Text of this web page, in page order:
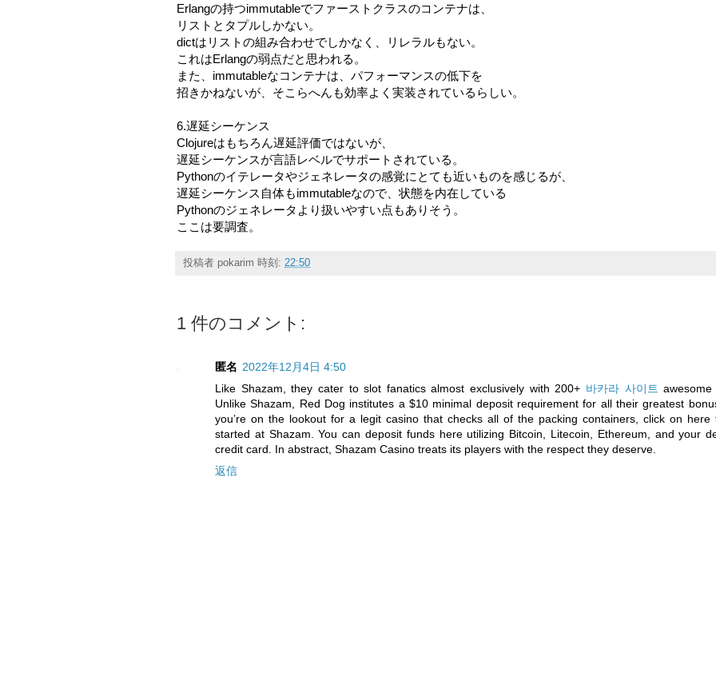
Erlangの持つimmutableでファーストクラスのコンテナは、
リストとタプルしかない。
dictはリストの組み合わせでしかなく、リレラルもない。
これはErlangの弱点だと思われる。
また、immutableなコンテナは、パフォーマンスの低下を
招きかねないが、そこらへんも効率よく実装されているらしい。
6.遅延シーケンス
Clojureはもちろん遅延評価ではないが、
遅延シーケンスが言語レベルでサポートされている。
Pythonのイテレータやジェネレータの感覚にとても近いものを感じるが、
遅延シーケンス自体もimmutableなので、状態を内在している
Pythonのジェネレータより扱いやすい点もありそう。
ここは要調査。
投稿者 pokarim 時刻: 22:50
1 件のコメント:
匿名 2022年12月4日 4:50
Like Shazam, they cater to slot fanatics almost exclusively with 200+ 바카라 사이트 awesome
Unlike Shazam, Red Dog institutes a $10 minimal deposit requirement for all their greatest
you’re on the lookout for a legit casino that checks all of the packing containers, click on here
started at Shazam. You can deposit funds here utilizing Bitcoin, Litecoin, Ethereum, and your
credit card. In abstract, Shazam Casino treats its players with the respect they deserve.
返信